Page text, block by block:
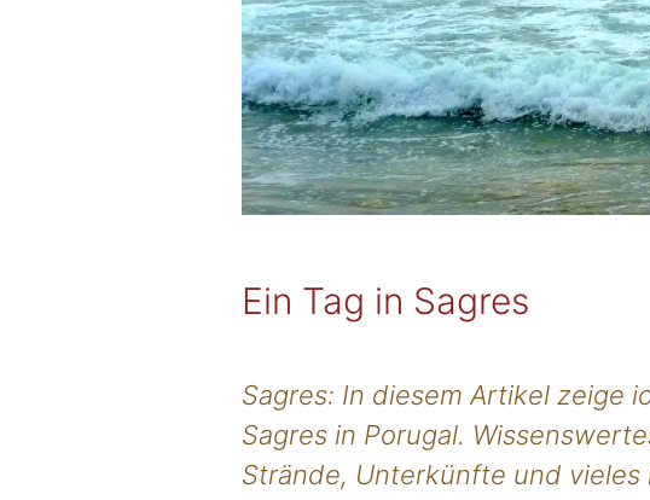
Ein Tag in Sagres
Sagres: In diesem Artikel zeige
Sagres in Porugal.
Strände, Unterkünfte und vieles